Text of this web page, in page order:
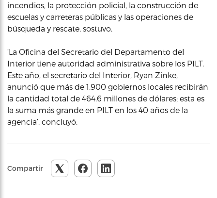
incendios, la protección policial, la construcción de
escuelas y carreteras públicas y las operaciones de
búsqueda y rescate, sostuvo.
‘La Oficina del Secretario del Departamento del
Interior tiene autoridad administrativa sobre los PILT.
Este año, el secretario del Interior, Ryan Zinke,
anunció que más de 1,900 gobiernos locales recibirán
la cantidad total de 464.6 millones de dólares; esta es
la suma más grande en PILT en los 40 años de la
agencia’, concluyó.
Compartir